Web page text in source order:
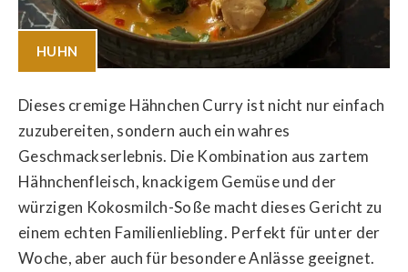
HUHN
Dieses cremige Hähnchen Curry ist nicht nur einfach
zuzubereiten, sondern auch ein wahres
Geschmackserlebnis. Die Kombination aus zartem
Hähnchenfleisch, knackigem Gemüse und der
würzigen Kokosmilch-Soße macht dieses Gericht zu
einem echten Familienliebling. Perfekt für unter der
Woche, aber auch für besondere Anlässe geeignet.